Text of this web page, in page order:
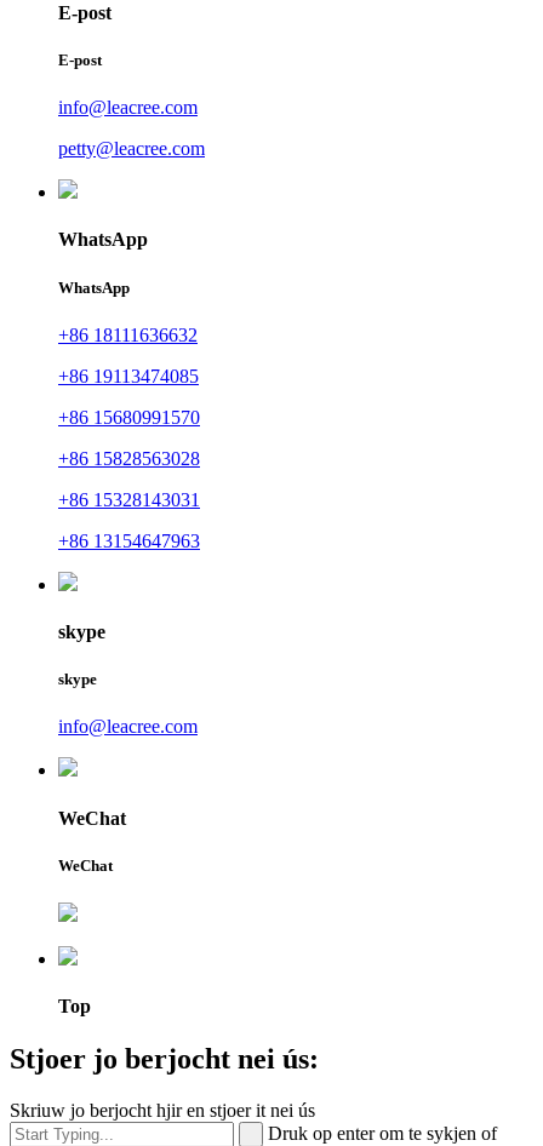
E-post
E-post
info@leacree.com
petty@leacree.com
WhatsApp
WhatsApp
+86 18111636632
+86 19113474085
+86 15680991570
+86 15828563028
+86 15328143031
+86 13154647963
skype
skype
info@leacree.com
WeChat
WeChat
Top
Stjoer jo berjocht nei ús:
Skriuw jo berjocht hjir en stjoer it nei ús
Druk op enter om te sykjen of